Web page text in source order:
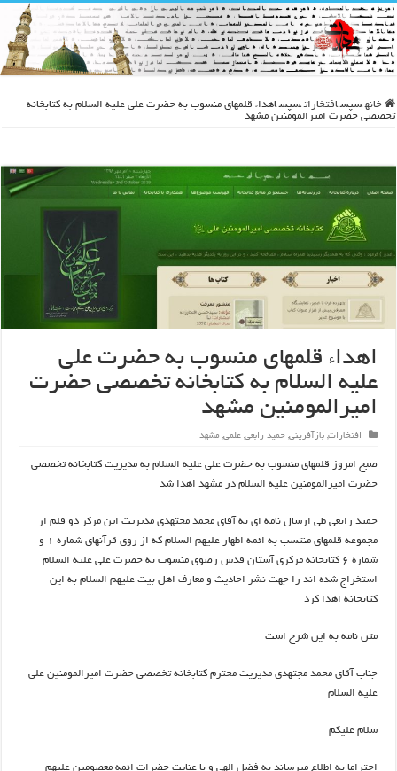
خانه سپس افتخارات سپس اهداء قلمهای منسوب به حضرت علی علیه السلام به کتابخانه
تخصصی حضرت امیرالمومنین مشهد
اهداء قلمهای منسوب به حضرت علی
علیه السلام به کتابخانه تخصصی حضرت
امیرالمومنین مشهد
افتخارات,بازآفرینی,حمید رابعی,علمی, مشهد
صبح امروز قلمهای منسوب به حضرت علی علیه السلام به مدیریت کتابخانه تخصصی
حضرت امیرالمومنین علیه السلام در مشهد اهدا شد
حمید رابعی طی ارسال نامه ای به آقای محمد مجتهدی مدیریت این مرکز دو قلم از
مجموعه قلمهای منتسب به ائمه اطهار علیهم السلام که از روی قرآنهای شماره ۱ و
شماره ۶ کتابخانه مرکزی آستان قدس رضوی منسوب به حضرت علی علیه السلام
استخراج شده اند را جهت نشر احادیث و معارف اهل بیت علیهم السلام به این
کتابخانه اهدا کرد
متن نامه به این شرح است
جناب آقای محمد مجتهدی مدیریت محترم کتابخانه تخصصی حضرت امیرالمومنین علی
علیه السلام
سلام علیکم
احتراما به اطلاع میرساند به فضل الهی و با عنایت حضرات ائمه معصومین علیهم